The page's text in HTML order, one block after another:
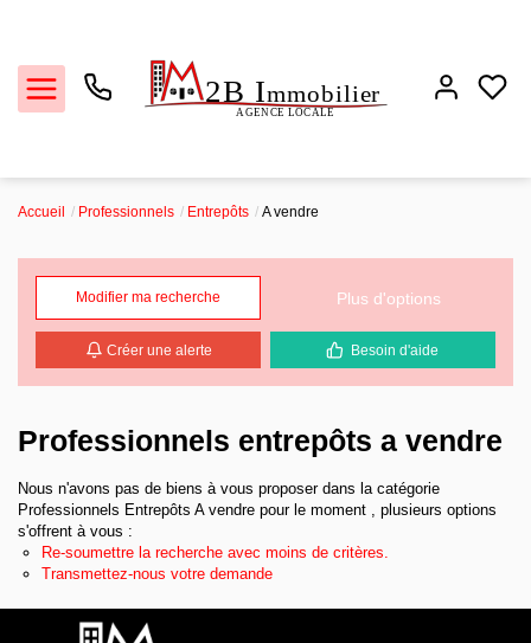
Locations
Estimation
Biens vendus
L'agence
Contact
Accueil Professionnels Entrepôts A vendre
Modifier ma recherche Plus d'options
Créer une alerte Besoin d'aide
Professionnels entrepôts a vendre
Nous n'avons pas de biens à vous proposer dans la catégorie
Professionnels Entrepôts A vendre pour le moment , plusieurs options
s'offrent à vous :
Re-soumettre la recherche avec moins de critères.
Transmettez-nous votre demande